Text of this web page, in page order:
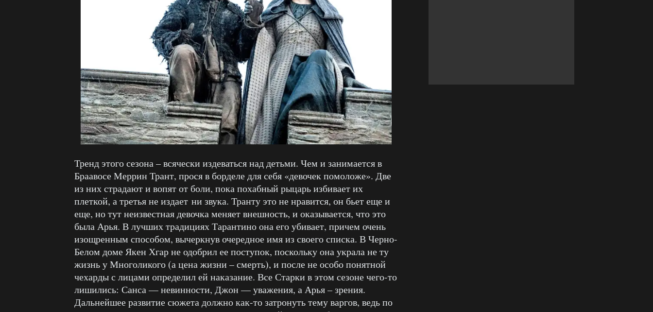
Тренд этого сезона – всячески издеваться над детьми. Чем и занимается в
Браавосе Меррин Трант, прося в борделе для себя «девочек помоложе». Две
из них страдают и вопят от боли, пока похабный рыцарь избивает их
плеткой, а третья не издает ни звука. Транту это не нравится, он бьет еще и
еще, но тут неизвестная девочка меняет внешность, и оказывается, что это
была Арья. В лучших традициях Тарантино она его убивает, причем очень
изощренным способом, вычеркнув очередное имя из своего списка. В Черно-
Белом доме Якен Хгар не одобрил ее поступок, поскольку она украла не ту
жизнь у Многоликого (а цена жизни – смерть), и после не особо понятной
чехарды с лицами определил ей наказание. Все Старки в этом сезоне чего-то
лишились: Санса — невинности, Джон — уважения, а Арья – зрения.
Дальнейшее развитие сюжета должно как-то затронуть тему варгов, ведь по